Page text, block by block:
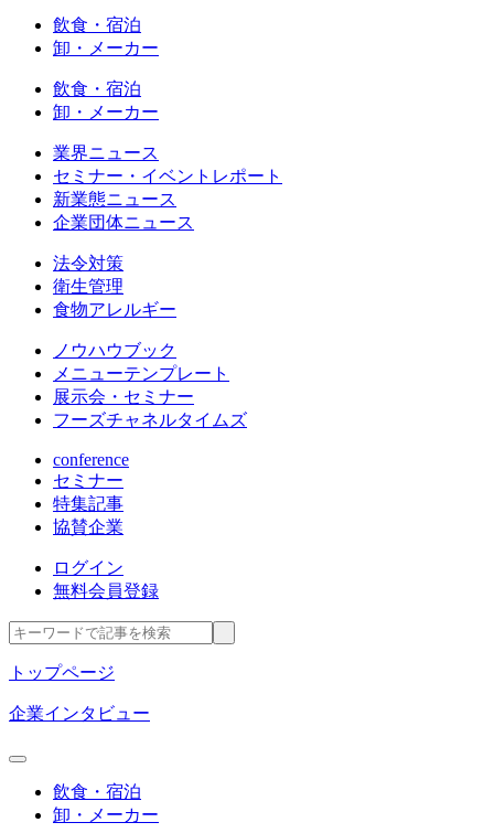
飲食・宿泊
卸・メーカー
飲食・宿泊
卸・メーカー
業界ニュース
セミナー・イベントレポート
新業態ニュース
企業団体ニュース
法令対策
衛生管理
食物アレルギー
ノウハウブック
メニューテンプレート
展示会・セミナー
フーズチャネルタイムズ
conference
セミナー
特集記事
協賛企業
ログイン
無料会員登録
トップページ
企業インタビュー
飲食・宿泊
卸・メーカー